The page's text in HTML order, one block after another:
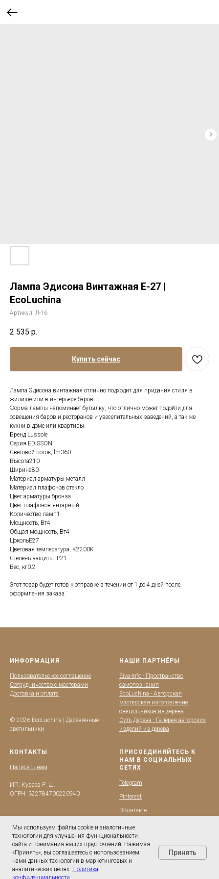
Лампа Эдисона Винтажная Е-27 |
EcoLuchina
Артикул: Л-16
2 535 р.
Купить сейчас
Лампа Эдисона винтажная отлично подходит для придания стиля в
жилище или в интерьере баров.
Форма лампы напоминает бутылку, что отлично может подойти для
освещения баров и ресторанов и увеселительных заведений, а так же
кухни в доме или квартиры.
Бренд Lussole
Серия EDISSON
Световой поток, lm360
Высота210
Ширина80
Материал арматуры металл
Материал плафонов стекло
Цвет арматуры бронза
Цвет плафонов янтарный
Количество ламп1
Мощность, Вт4
Общая мощность, Вт4
ЦокольE27
Цветовая температура, K2200K
Степень защиты IP21
Вес, кг0.2
Этот товар будет готов к отправке в течении от 1 до 4 дней после
оформления заказа.
ИНФОРМАЦИЯ
Пользовательское соглашение
Сотрудничество с мастерами
Доставка и оплата
© 2026 EcoLuchina | Деревянные
светильники
НАШИ ПАРТНЁРЫ
Eiva-Info - Пространство
самопознания
EcoLuchina - Авторская
мастерская изготовление
светильников из дерева
Суть Дерева - Галерея авторских
изделий из дерева
КОНТАКТЫ
Написать нам
ИП: Кураев Р. Ш.
ОГРН: 322784700220940
ПРИСОЕДИНЯЙТЕСЬ К
НАМ В СОЦИАЛЬНЫХ
СЕТЯХ
Telegram
Pinterest
BKонтакте
Мы используем файлы cookie и аналогичные
технологии для улучшения функциональности
сайта и понимания ваших предпочтений. Нажимая
«Принять», вы соглашаетесь с использованием
нами данных технологий в маркетинговых и
аналитических целях. Политика
конфиденциальности
Принять